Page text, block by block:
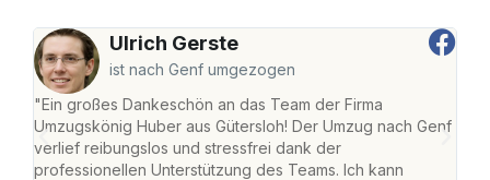
Ulrich Gerste
ist nach Genf umgezogen
"Ein großes Dankeschön an das Team der Firma
Umzugskönig Huber aus Gütersloh! Der Umzug nach Genf
verlief reibungslos und stressfrei dank der
professionellen Unterstützung des Teams. Ich kann